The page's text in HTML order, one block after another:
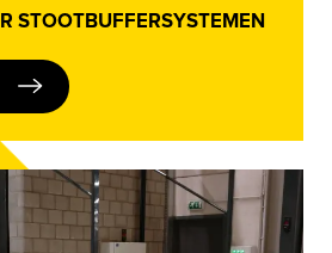
STOOTBUFFERSYSTEMEN